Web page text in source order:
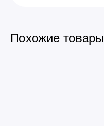
Похожие товары